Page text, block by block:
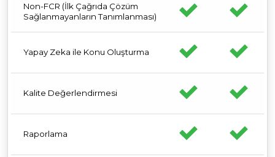
Non-FCR (İlk Çağrıda Çözüm
Sağlanmayanların Tanımlanması)
Yapay Zeka ile Konu Oluşturma
Kalite Değerlendirmesi
Raporlama